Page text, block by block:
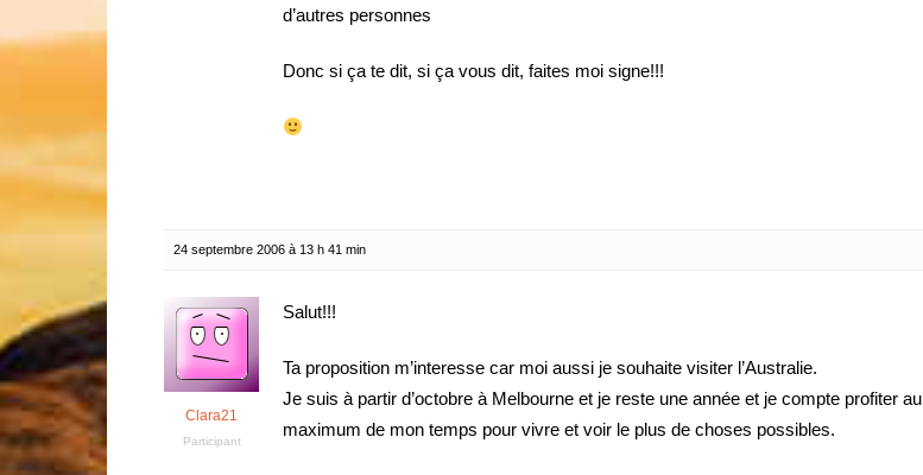
d’autres personnes
Donc si ça te dit, si ça vous dit, faites moi signe!!!
24 septembre 2006 à 13 h 41 min
Clara21
Participant
Salut!!!
Ta proposition m’interesse car moi aussi je souhaite visiter l’Australie.
Je suis à partir d’octobre à Melbourne et je reste une année et je compte profiter au
maximum de mon temps pour vivre et voir le plus de choses possibles.